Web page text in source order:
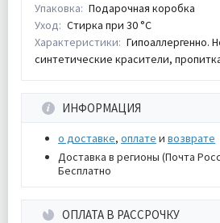
Упаковка: Подарочная коробка
Уход: Стирка при 30 °С
Характеристики: Гипоаллергенно.
синтетические красители,
ИНФОРМАЦИЯ
о доставке, оплате и возврате
Доставка в регионы (Почта
Бесплатно
ОПЛАТА В РАССРОЧКУ